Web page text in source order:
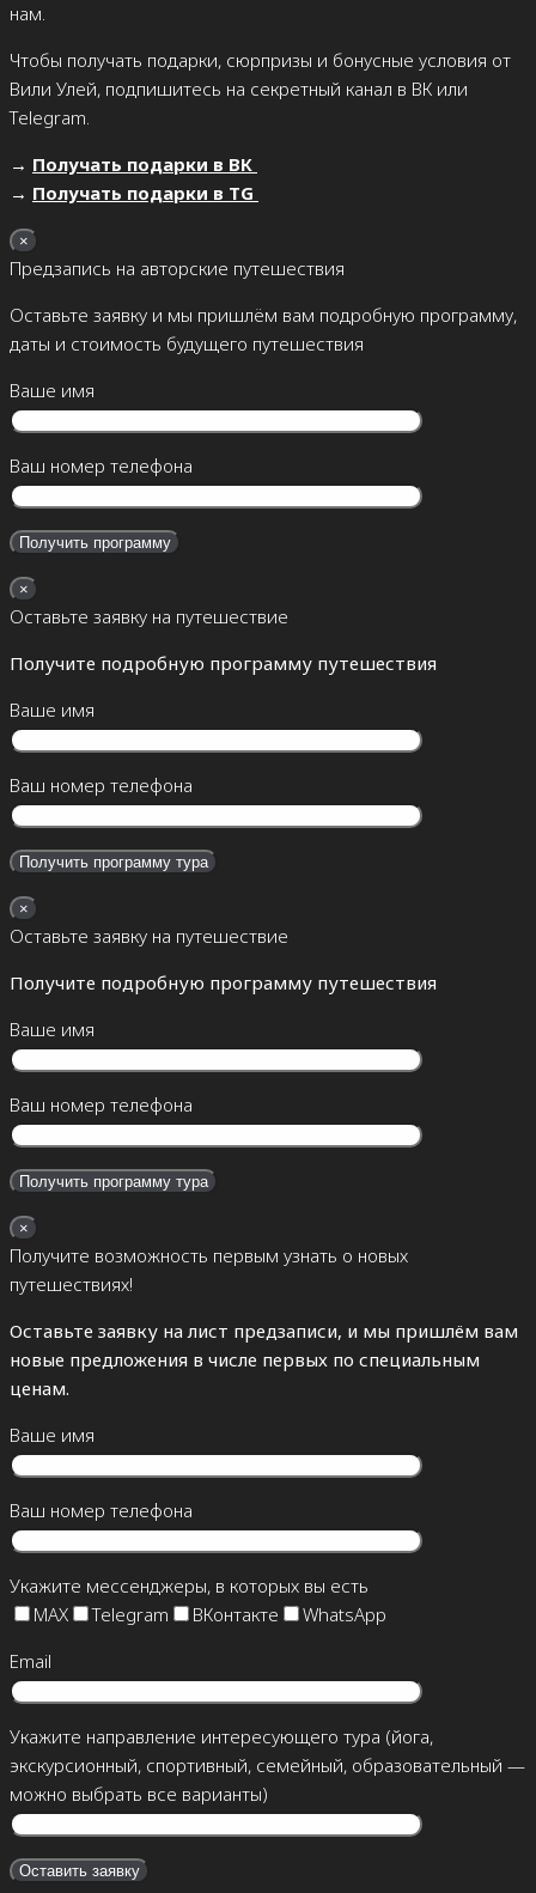
нам.
Чтобы получать подарки, сюрпризы и бонусные условия от
Вили Улей, подпишитесь на секретный канал в ВК или
Telegram.
→ Получать подарки в ВК
→ Получать подарки в TG
×
Предзапись на авторские путешествия
Оставьте заявку и мы пришлём вам подробную программу,
даты и стоимость будущего путешествия
Ваше имя
Ваш номер телефона
×
Оставьте заявку на путешествие
Получите подробную программу путешествия
Ваше имя
Ваш номер телефона
×
Оставьте заявку на путешествие
Получите подробную программу путешествия
Ваше имя
Ваш номер телефона
×
Получите возможность первым узнать о новых
путешествиях!
Оставьте заявку на лист предзаписи, и мы пришлём вам
новые предложения в числе первых по специальным
ценам.
Ваше имя
Ваш номер телефона
Укажите мессенджеры, в которых вы есть
MAX
Telegram ВКонтакте
WhatsApp
Email
Укажите направление интересующего тура (йога,
экскурсионный, спортивный, семейный, образовательный —
можно выбрать все варианты)